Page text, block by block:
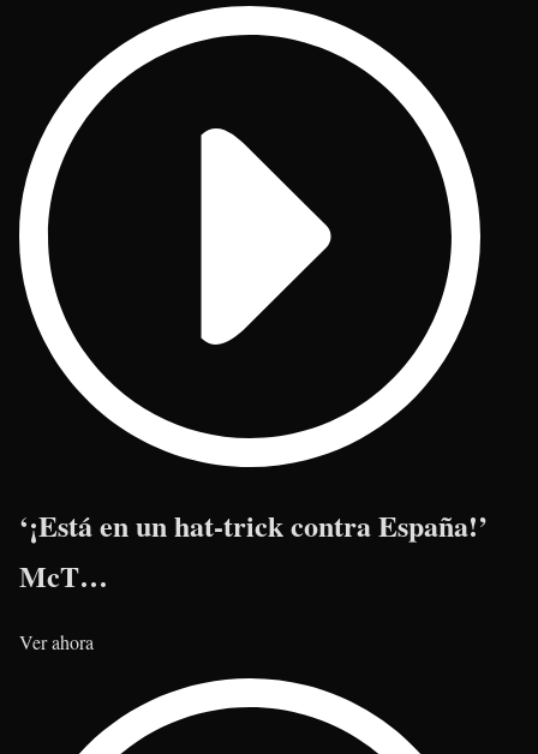
‘¡Está en un hat-trick contra España!’
McT…
Ver ahora